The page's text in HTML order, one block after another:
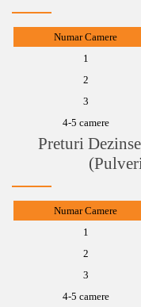
Numar Camere
1
2
3
4-5 camere
Preturi
Numar Camere
1
2
3
4-5 camere